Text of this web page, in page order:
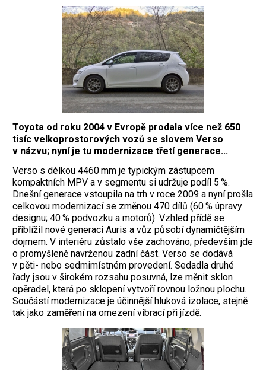
Toyota od roku 2004 v Evropě prodala více než 650
tisíc velkoprostorových vozů se slovem Verso
v názvu; nyní je tu modernizace třetí generace...
Verso s délkou 4460 mm je typickým zástupcem
kompaktních MPV a v segmentu si udržuje podíl 5 %.
Dnešní generace vstoupila na trh v roce 2009 a nyní prošla
celkovou modernizací se změnou 470 dílů (60 % úpravy
designu; 40 % podvozku a motorů). Vzhled přídě se
přiblížil nové generaci ­Auris a vůz působí dynamičtějším
dojmem. V interiéru zůstalo vše zachováno; především jde
o promyšleně navrženou zadní část. Verso se dodává
v pěti- nebo sedmimístném provedení. Sedadla druhé
řady jsou v širokém rozsahu posuvná, lze měnit sklon
opěradel, která po sklopení vytvoří rovnou ložnou plochu.
Součástí modernizace je účinnější hluková izolace, stejně
tak jako zaměření na omezení vibrací při jízdě.